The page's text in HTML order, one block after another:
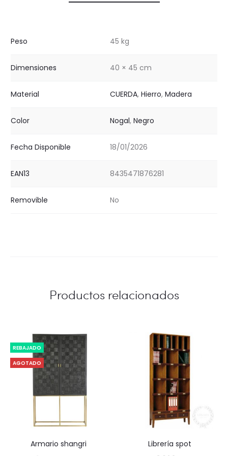
Peso 45 kg
Dimensiones 40 × 45 cm
Material CUERDA, Hierro, Madera
Color Nogal, Negro
Fecha Disponible 18/01/2026
EAN13 8435471876281
Removible No
Productos relacionados
REBAJADO
AGOTADO
armario shangri
librería spot